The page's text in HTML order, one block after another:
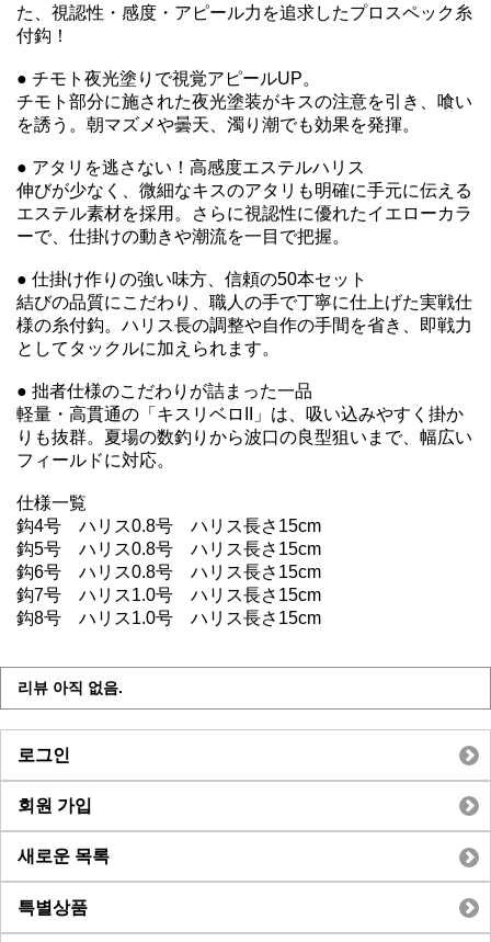
た、視認性・感度・アピール力を追求したプロスペック糸
付鈎！
● チモト夜光塗りで視覚アピールUP。
チモト部分に施された夜光塗装がキスの注意を引き、喰い
を誘う。朝マズメや曇天、濁り潮でも効果を発揮。
● アタリを逃さない！高感度エステルハリス
伸びが少なく、微細なキスのアタリも明確に手元に伝える
エステル素材を採用。さらに視認性に優れたイエローカラ
ーで、仕掛けの動きや潮流を一目で把握。
● 仕掛け作りの強い味方、信頼の50本セット
結びの品質にこだわり、職人の手で丁寧に仕上げた実戦仕
様の糸付鈎。ハリス長の調整や自作の手間を省き、即戦力
としてタックルに加えられます。
● 拙者仕様のこだわりが詰まった一品
軽量・高貫通の「キスリベロII」は、吸い込みやすく掛か
りも抜群。夏場の数釣りから波口の良型狙いまで、幅広い
フィールドに対応。
仕様一覧
鈎4号 ハリス0.8号 ハリス長さ15cm
鈎5号 ハリス0.8号 ハリス長さ15cm
鈎6号 ハリス0.8号 ハリス長さ15cm
鈎7号 ハリス1.0号 ハリス長さ15cm
鈎8号 ハリス1.0号 ハリス長さ15cm
리뷰 아직 없음.
로그인
회원 가입
새로운 목록
특별상품